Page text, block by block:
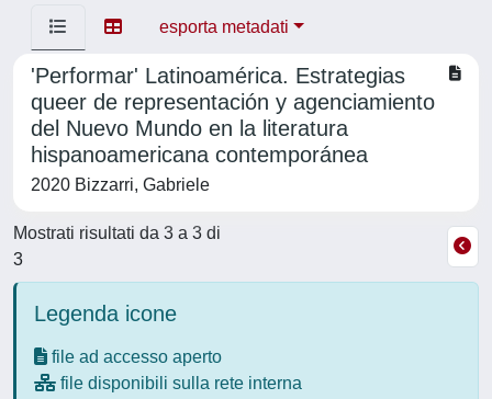
esporta metadati
'Performar' Latinoamérica. Estrategias
queer de representación y agenciamiento
del Nuevo Mundo en la literatura
hispanoamericana contemporánea
2020 Bizzarri, Gabriele
Mostrati risultati da 3 a 3 di
3
Legenda icone
file ad accesso aperto
file disponibili sulla rete interna